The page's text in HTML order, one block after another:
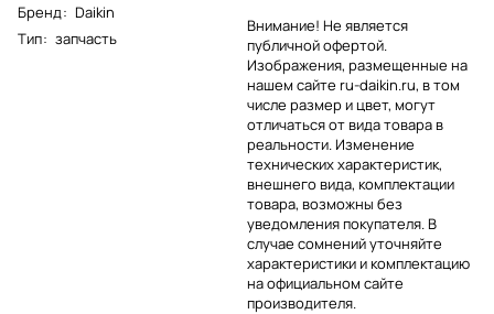
Бренд: Daikin
Тип: запчасть
Внимание! Не является
публичной офертой.
Изображения, размещенные на
нашем сайте ru-daikin.ru, в том
числе размер и цвет, могут
отличаться от вида товара в
реальности. Изменение
технических характеристик,
внешнего вида, комплектации
товара, возможны без
уведомления покупателя. В
случае сомнений уточняйте
характеристики и комплектацию
на официальном сайте
производителя.